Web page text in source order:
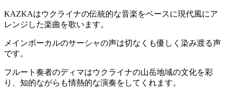
KAZKAはウクライナの伝統的な音楽をベースに現代風にア
レンジした楽曲を歌います。
メインボーカルのサーシャの声は切なくも優しく染み渡る声
です。
フルート奏者のディマはウクライナの山岳地域の文化を彩
り、知的ながらも情熱的な演奏をしてくれます。